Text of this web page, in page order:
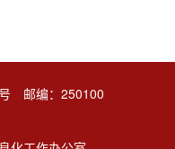
邮编：250100